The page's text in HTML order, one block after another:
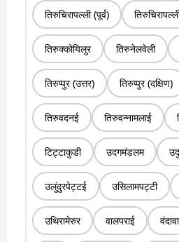
तिरुचिरापल्ली (पूर्व)
तिरुक्कोयिलुर तिरुनेलवेली
तिरुप्पुर (उत्तर) तिरुप्पुर (दक्षिण)
तिरुवदनई तिरुवन्नामलाई
टिट्टाकुडी उदगमंडलम
उलुंदुरपेट्टई उसिलामपट्टी
उथिरामेरुर वालपराई